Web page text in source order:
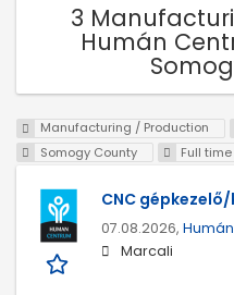
3
Humán
Manufacturing / Production
Somogy County
Full time
CNC
07.08.2026,
Marcali